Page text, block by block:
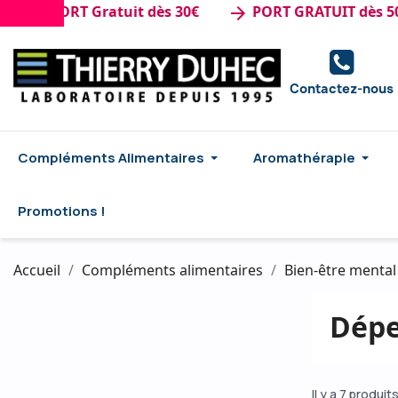
: PORT Gratuit dès 30€ PORT GRATUIT dès
Contactez-nous
Compléments Alimentaires Aromathérapie
Promotions !
Accueil Compléments alimentaires Bien-être
Il y a 7